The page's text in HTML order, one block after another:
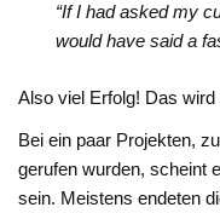
“If I had asked my
would have said a
Also viel Erfolg! Das wird
Bei ein paar Projekten,
gerufen wurden, scheint
sein. Meistens endeten